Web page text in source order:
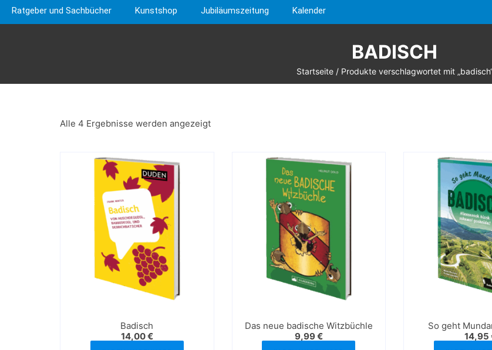
Ratgeber und Sachbücher Kunstshop Jubiläumszeitung Kalender
BADISCH
Startseite/ Produkte verschlagwortet mit
Alle 4 Ergebnisse werden angezeigt
Badisch
14,00€
Das neue badische Witzbüchle
9,99€
So geht
14,95